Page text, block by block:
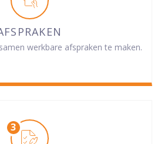
werkbare afspraken te maken.